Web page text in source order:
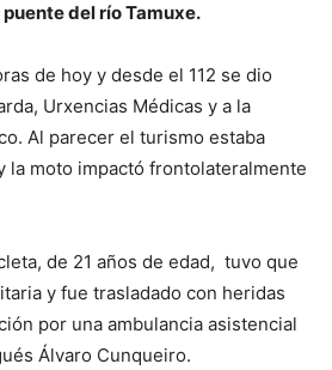
del río Tamuxe.
de hoy y desde el 112 se dio
Urxencias Médicas y a la
Al parecer el turismo estaba
la moto impactó frontolateralmente
de 21 años de edad, tuvo que
y fue trasladado con heridas
por una ambulancia asistencial
Álvaro Cunqueiro.